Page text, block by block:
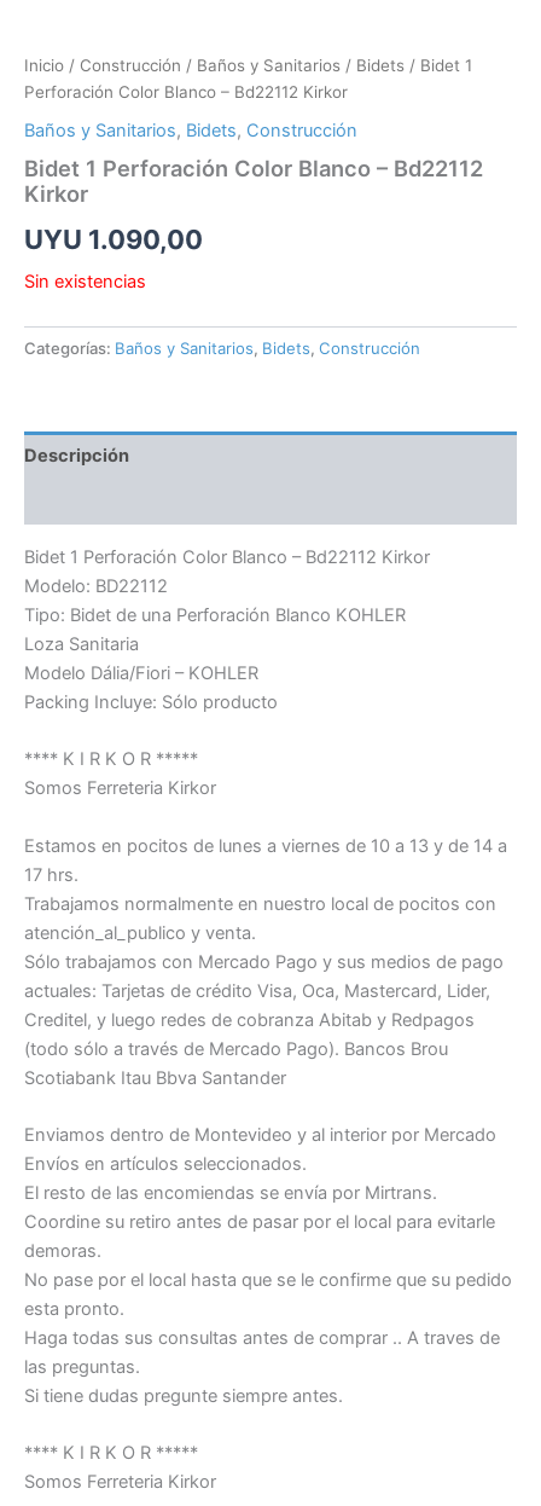
Inicio / Construcción / Baños y Sanitarios / Bidets / Bidet 1
Perforación Color Blanco – Bd22112 Kirkor
Baños y Sanitarios, Bidets, Construcción
Bidet 1 Perforación Color Blanco – Bd22112
Kirkor
UYU 1.090,00
Sin existencias
Categorías: Baños y Sanitarios, Bidets, Construcción
Descripción
Bidet 1 Perforación Color Blanco – Bd22112 Kirkor
Modelo: BD22112
Tipo: Bidet de una Perforación Blanco KOHLER
Loza Sanitaria
Modelo Dália/Fiori – KOHLER
Packing Incluye: Sólo producto
**** K I R K O R *****
Somos Ferreteria Kirkor
Estamos en pocitos de lunes a viernes de 10 a 13 y de 14 a
17 hrs.
Trabajamos normalmente en nuestro local de pocitos con
atención_al_publico y venta.
Sólo trabajamos con Mercado Pago y sus medios de pago
actuales: Tarjetas de crédito Visa, Oca, Mastercard, Lider,
Creditel, y luego redes de cobranza Abitab y Redpagos
(todo sólo a través de Mercado Pago). Bancos Brou
Scotiabank Itau Bbva Santander
Enviamos dentro de Montevideo y al interior por Mercado
Envíos en artículos seleccionados.
El resto de las encomiendas se envía por Mirtrans.
Coordine su retiro antes de pasar por el local para evitarle
demoras.
No pase por el local hasta que se le confirme que su pedido
esta pronto.
Haga todas sus consultas antes de comprar .. A traves de
las preguntas.
Si tiene dudas pregunte siempre antes.
**** K I R K O R *****
Somos Ferreteria Kirkor